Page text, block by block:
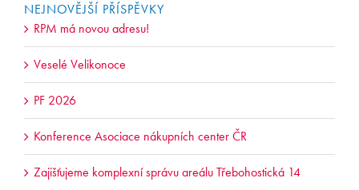
NEJNOVĚJŠÍ PŘÍSPĚVKY
RPM má novou adresu!
Veselé Velikonoce
PF 2026
Konference Asociace nákupních center ČR
Zajišťujeme komplexní správu areálu Třebohostická 14